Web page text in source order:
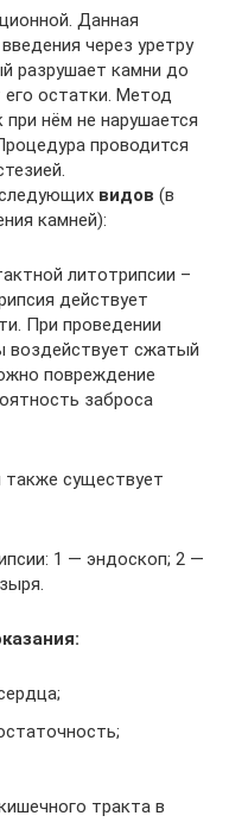
Данная
через уретру
разрушает камни до
остатки. Метод
нём не нарушается
проводится
видов (в
камней):
литотрипсии –
действует
При проведении
воздействует сжатый
повреждение
заброса
также существует
1 — эндоскоп; 2 —
тракта в